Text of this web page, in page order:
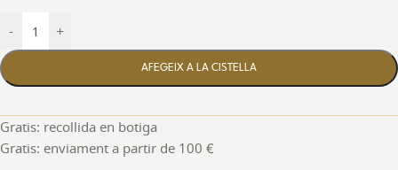
- +
AFEGEIX A LA CISTELLA
Gratis: recollida en botiga
Gratis: enviament a partir de 100 €